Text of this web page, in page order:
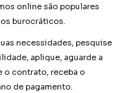
online são populares
burocráticos.
necessidades, pesquise
aplique, aguarde a
o contrato, receba o
de pagamento.